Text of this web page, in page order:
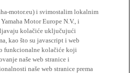
motor.eu) i svimostalim lokalnim
Motor Europe N.V., i
kolačiće uključujući
kao što su javascript i web
funkcionalne kolačiće koji
naše web stranice i
naše web stranice prema